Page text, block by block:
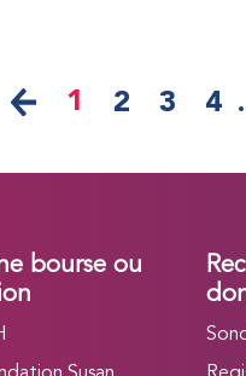
1 2 3 4
bourse ou